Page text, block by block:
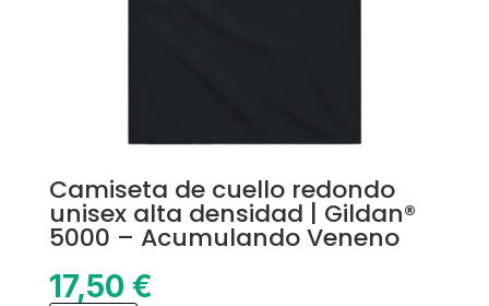
Camiseta de cuello redondo
unisex alta densidad | Gildan®
5000 – Acumulando Veneno
17,50 €